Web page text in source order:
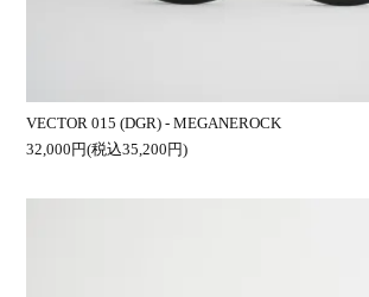
VECTOR 015 (DGR) - MEGANEROCK
32,000円(税込35,200円)